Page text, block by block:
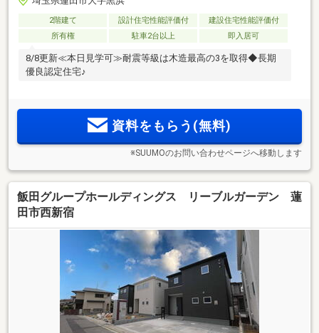
2階建て 設計住宅性能評価付
建設住宅性能評価付
所有権
駐車2台以上 即入居可
8/8更新≪本日見学可≫耐震等級は木造最高の3を取得◆長期
優良認定住宅♪
資料をもらう(無料)
※SUUMOのお問い合わせページへ移動します
飯田グループホールディングス リーブルガーデン 蓮
田市西新宿